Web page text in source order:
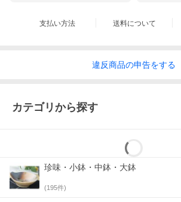
支払い方法 送料について
違反商品の申告をする
カテゴリから探す
珍味・小鉢・中鉢・大鉢
(195件)